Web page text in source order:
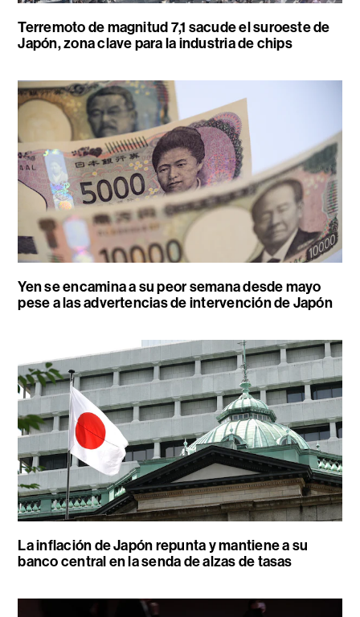
Terremoto de magnitud 7,1 sacude el suroeste de
Japón, zona clave para la industria de chips
Yen se encamina a su peor semana desde mayo
pese a las advertencias de intervención de Japón
La inflación de Japón repunta y mantiene a su
banco central en la senda de alzas de tasas